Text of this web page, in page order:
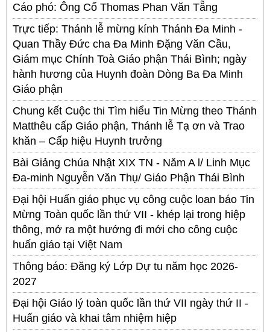
Cáo phó: Ông Cố Thomas Phan Văn Tẵng
Trực tiếp: Thánh lễ mừng kính Thánh Đa Minh -
Quan Thầy Đức cha Đa Minh Đặng Văn Cầu,
Giám mục Chính Toà Giáo phận Thái Bình; ngày
hành hương của Huynh đoàn Dòng Ba Đa Minh
Giáo phận
Chung kết Cuộc thi Tìm hiểu Tin Mừng theo Thánh
Matthêu cấp Giáo phận, Thánh lễ Tạ ơn và Trao
khăn – Cấp hiệu Huynh trưởng
Bài Giảng Chúa Nhật XIX TN - Năm A l/ Linh Mục
Đa-minh Nguyễn Văn Thụ/ Giáo Phận Thái Bình
Đại hội Huấn giáo phục vụ công cuộc loan báo Tin
Mừng Toàn quốc lần thứ VII - khép lại trong hiệp
thông, mở ra một hướng đi mới cho công cuộc
huấn giáo tại Việt Nam
Thông báo: Đăng ký Lớp Dự tu năm học 2026-
2027
Đại hội Giáo lý toàn quốc lần thứ VII ngày thứ II -
Huấn giáo và khai tâm nhiệm hiệp